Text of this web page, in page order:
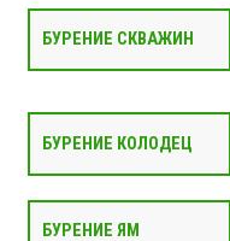
БУРЕНИЕ СКВАЖИН
БУРЕНИЕ КОЛОДЕЦ
БУРЕНИЕ ЯМ